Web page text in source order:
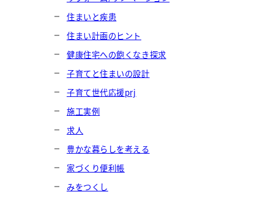
住まいと疾患
住まい計画のヒント
健康住宅への飽くなき探求
子育てと住まいの設計
子育て世代応援prj
施工実例
求人
豊かな暮らしを考える
家づくり便利帳
みをつくし